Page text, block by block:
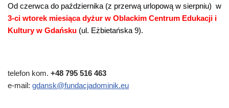
Od czerwca do października (z przerwą urlopową w sierpniu) w
3-ci wtorek miesiąca dyżur w Oblackim Centrum Edukacji i
Kultury w Gdańsku (ul. Eżbietańska 9).
telefon kom. +48 795 516 463
e-mail: gdansk@fundacjadominik.eu